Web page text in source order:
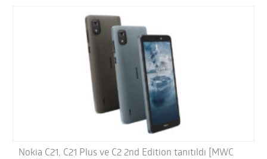
Nokia C21, C21 Plus ve C2 2nd Edition tanıtıldı [MWC